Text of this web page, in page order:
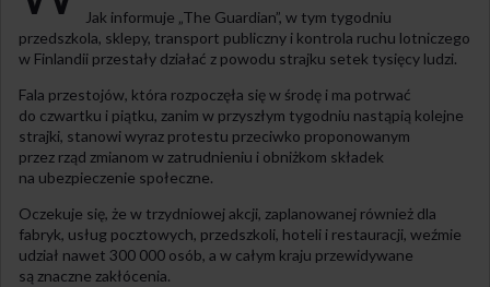
Jak informuje „The Guardian”, w tym tygodniu
przedszkola, sklepy, transport publiczny i kontrola ruchu lotniczego
w Finlandii przestały działać z powodu strajku setek tysięcy ludzi.
Fala przestojów, która rozpoczęła się w środę i ma potrwać
do czwartku i piątku, zanim w przyszłym tygodniu nastąpią kolejne
strajki, stanowi wyraz protestu przeciwko proponowanym
przez rząd zmianom w zatrudnieniu i obniżkom składek
na ubezpieczenie społeczne.
Oczekuje się, że w trzydniowej akcji, zaplanowanej również dla
fabryk, usług pocztowych, przedszkoli, hoteli i restauracji, weźmie
udział nawet 300 000 osób, a w całym kraju przewidywane
są znaczne zakłócenia.